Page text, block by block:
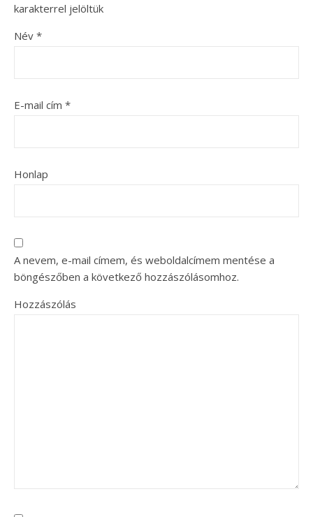
karakterrel jelöltük
Név *
E-mail cím *
Honlap
A nevem, e-mail címem, és weboldalcímem mentése a
böngészőben a következő hozzászólásomhoz.
Hozzászólás